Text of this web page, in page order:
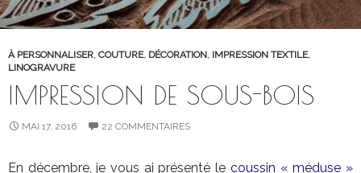
À PERSONNALISER, COUTURE, DÉCORATION, IMPRESSION TEXTILE,
LINOGRAVURE
IMPRESSION DE SOUS-BOIS
MAI 17, 2016 22 COMMENTAIRES
En décembre, je vous ai présenté le coussin « méduse »